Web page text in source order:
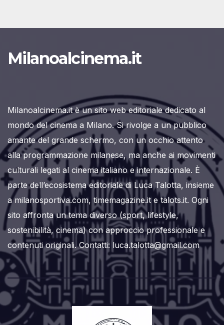
Milanoalcinema.it
Milanoalcinema.it è un sito web editoriale dedicato al
mondo del cinema a Milano. Si rivolge a un pubblico
amante del grande schermo, con un occhio attento
alla programmazione milanese, ma anche ai movimenti
culturali legati al cinema italiano e internazionale. È
parte dell’ecosistema editoriale di Luca Talotta, insieme
a milanosportiva.com, timemagazine.it e talots.it. Ogni
sito affronta un tema diverso (sport, lifestyle,
sostenibilità, cinema) con approccio professionale e
contenuti originali. Contatti: luca.talotta@gmail.com